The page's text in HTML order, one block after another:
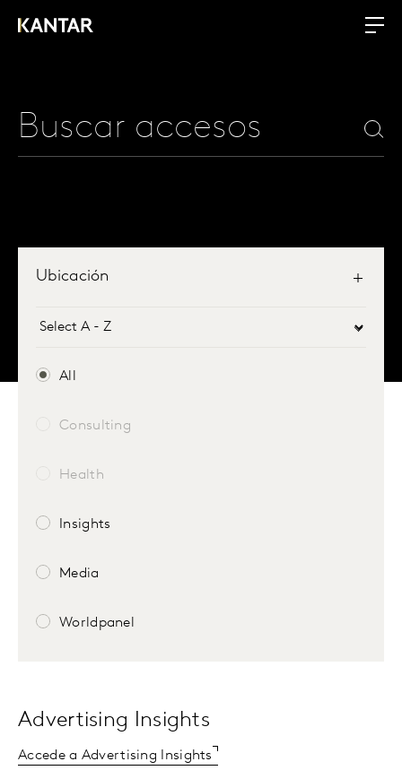
Ubicación
All
Consulting
Health
Insights
Media
Worldpanel
Advertising Insights
Accede a Advertising Insights